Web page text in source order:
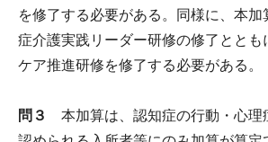
を修了する必要がある。同様に、本加
症介護実践リーダー研修の修了ととも
ケア推進研修を修了する必要がある。
問３
本加算は、認知症の行動・心理